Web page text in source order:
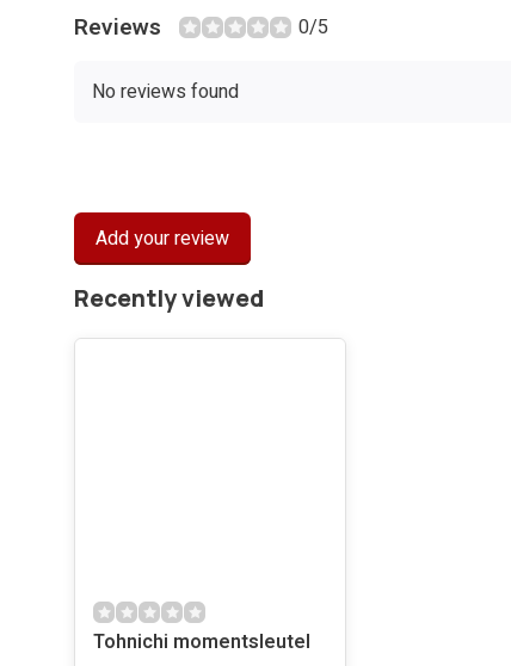
Reviews 0/5
No reviews found
Add your review
Recently viewed
Tohnichi momentsleutel